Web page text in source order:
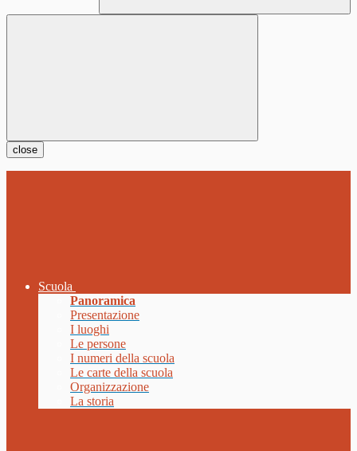
close
Scuola
Panoramica
Presentazione
I luoghi
Le persone
I numeri della scuola
Le carte della scuola
Organizzazione
La storia